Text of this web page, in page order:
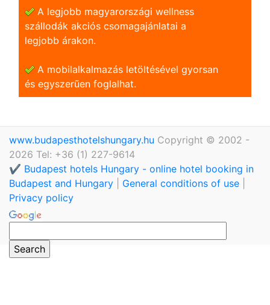
A legjobb magyarországi wellness
szállodák akciós csomagajánlatai a
legjobb árakon.
A mobilalkalmazás letöltésével gyorsan
és egyszerũen foglalhat.
www.budapesthotelshungary.hu Copyright © 2002 -
2026 Tel: +36 (1) 227-9614
✔️ Budapest hotels Hungary - online hotel booking in
Budapest and Hungary
General conditions of use
Privacy policy